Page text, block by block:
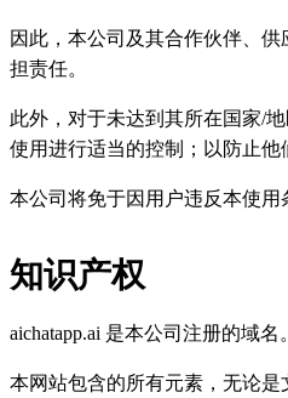
因此，本公司及其合作伙伴、
担责任。
此外，对于未达到其所在国家/
使用进行适当的控制；以防止
本公司将免于因用户违反本使用
知识产权
aichatapp.ai 是本公司注册的域
本网站包含的所有元素，无论